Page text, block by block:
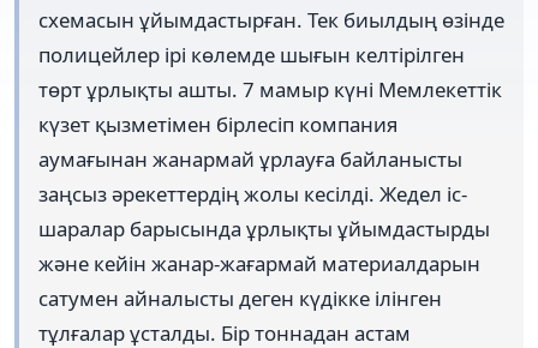
схемасын ұйымдастырған. Тек биылдың өзінде
полицейлер ірі көлемде шығын келтірілген
төрт ұрлықты ашты. 7 мамыр күні Мемлекеттік
күзет қызметімен бірлесіп компания
аумағынан жанармай ұрлауға байланысты
заңсыз әрекеттердің жолы кесілді. Жедел іс-
шаралар барысында ұрлықты ұйымдастырды
және кейін жанар-жағармай материалдарын
сатумен айналысты деген күдікке ілінген
тұлғалар ұсталды. Бір тоннадан астам